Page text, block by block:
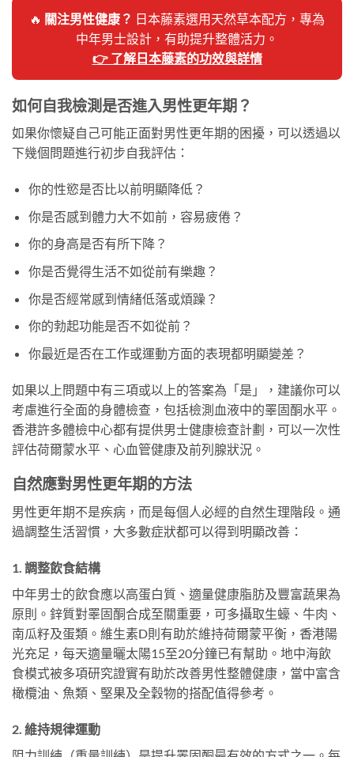
🔥 關注男性健康？ 日本藤素選用天然草本配方，專為
中年男士設計，有助提升整體活力。
👉 了解日本藤素的功效與詳情
如何自我檢測是否進入男性更年期？
如果你懷疑自己可能正面對男性更年期的困擾，可以透過以
下幾個問題進行初步自我評估：
你的性慾是否比以前明顯降低？
你是否感到體力大不如前，容易疲倦？
你的身高是否有所下降？
你是否覺得生活不如從前有樂趣？
你是否經常感到情緒低落或煩躁？
你的勃起功能是否不如從前？
你最近是否在工作或運動方面的表現都明顯變差？
如果以上問題中有三項或以上的答案為「是」，建議你可以
考慮進行全面的身體檢查，包括檢測血液中的睪固酮水平。
香港許多體檢中心都有提供男士健康檢查計劃，可以一次性
評估荷爾蒙水平、心血管健康及前列腺狀況。
自然應對男性更年期的方法
男性更年期不是疾病，而是每個人必經的自然生理階段。通
過調整生活習慣，大多數症狀都可以得到明顯改善：
1. 調整飲食結構
中年男士的飲食應以高蛋白質、適量健康脂肪及豐富蔬果為
原則。鋅質對睪固酮合成至關重要，可多攝取生蠔、牛肉、
南瓜籽及蛋類。維生素D則有助於維持荷爾蒙平衡，香港陽
光充足，每天適量曬太陽15至20分鐘已有幫助。地中海飲
食模式被多項研究證實有助於改善男性整體健康，當中富含
橄欖油、魚類、堅果及全穀物的搭配值得參考。
2. 維持規律運動